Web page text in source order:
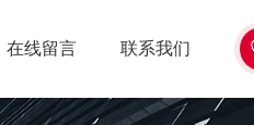
在线留言 联系我们